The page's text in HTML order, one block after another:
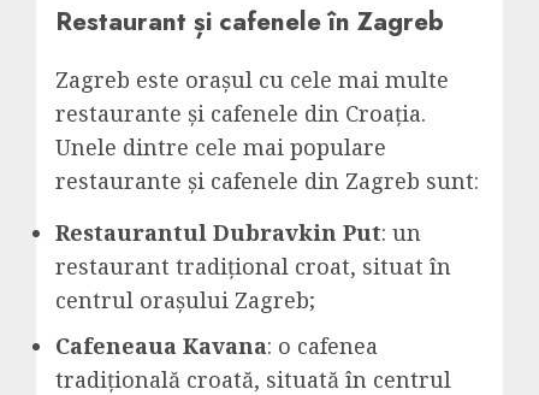
Restaurant și cafenele în Zagreb
Zagreb este orașul cu cele mai multe
restaurante și cafenele din Croația.
Unele dintre cele mai populare
restaurante și cafenele din Zagreb sunt:
Restaurantul Dubravkin Put: un
restaurant tradițional croat, situat în
centrul orașului Zagreb;
Cafeneaua Kavana: o cafenea
tradițională croată, situată în centrul